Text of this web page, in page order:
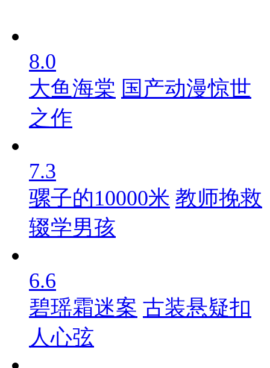
8.0
大鱼海棠 国产动漫惊世
之作
7.3
骡子的10000米 教师挽救
辍学男孩
6.6
碧瑶霜迷案 古装悬疑扣
人心弦